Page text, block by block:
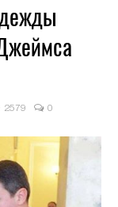
2579 0